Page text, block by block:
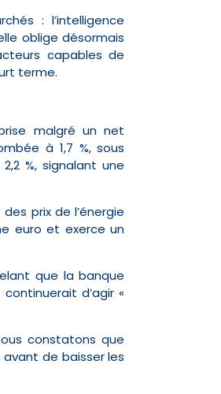
: l’intelligence
oblige désormais
capables de
terme.
malgré un net
à 1,7 %, sous
%, signalant une
prix de l’énergie
euro et exerce un
que la banque
d’agir «
constatons que
de baisser les